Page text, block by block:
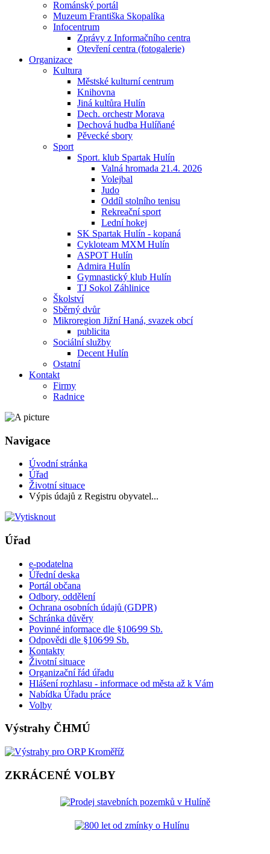
Románský portál
Muzeum Františka Skopalíka
Infocentrum
Zprávy z Informačního centra
Otevření centra (fotogalerie)
Organizace
Kultura
Městské kulturní centrum
Knihovna
Jiná kultůra Hulín
Dech. orchestr Morava
Dechová hudba Hulíňané
Pěvecké sbory
Sport
Sport. klub Spartak Hulín
Valná hromada 21.4. 2026
Volejbal
Judo
Oddíl stolního tenisu
Rekreační sport
Lední hokej
SK Spartak Hulín - kopaná
Cykloteam MXM Hulín
ASPOT Hulín
Admira Hulín
Gymnastický klub Hulín
TJ Sokol Záhlinice
Školství
Sběrný dvůr
Mikroregion Jižní Haná, svazek obcí
publicita
Sociální služby
Decent Hulín
Ostatní
Kontakt
Firmy
Radnice
Navigace
Úvodní stránka
Úřad
Životní situace
Výpis údajů z Registru obyvatel...
Úřad
e-podatelna
Úřední deska
Portál občana
Odbory, oddělení
Ochrana osobních údajů (GDPR)
Schránka důvěry
Povinné informace dle §106⁄99 Sb.
Odpovědi dle §106⁄99 Sb.
Kontakty
Životní situace
Organizační řád úřadu
Hlášení rozhlasu - informace od města až k Vám
Nabídka Úřadu práce
Volby
Výstrahy ČHMÚ
ZKRÁCENÉ VOLBY